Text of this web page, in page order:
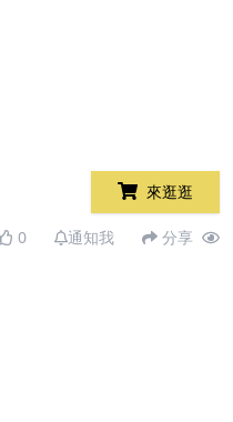
來逛逛
0 通知我 分享